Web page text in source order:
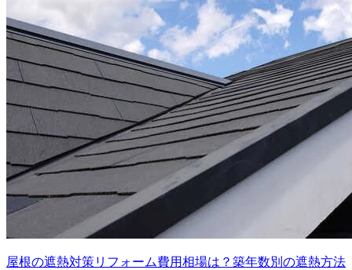
屋根の遮熱対策リフォーム費用相場は？築年数別の遮熱方法